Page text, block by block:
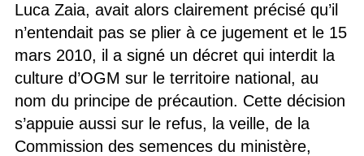
Luca Zaia, avait alors clairement précisé qu’il
n’entendait pas se plier à ce jugement et le 15
mars 2010, il a signé un décret qui interdit la
culture d’OGM sur le territoire national, au
nom du principe de précaution. Cette décision
s’appuie aussi sur le refus, la veille, de la
Commission des semences du ministère,